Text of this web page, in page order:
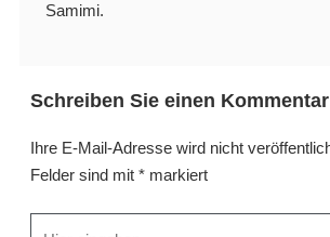
Samimi.
Schreiben Sie einen Kommentar
Ihre E-Mail-Adresse wird nicht
Felder sind mit* markiert